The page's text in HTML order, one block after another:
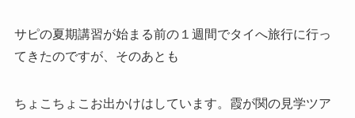
サピの夏期講習が始まる前の１週間でタイへ旅行に行っ
てきたのですが、そのあとも
ちょこちょこお出かけはしています。霞が関の見学ツア